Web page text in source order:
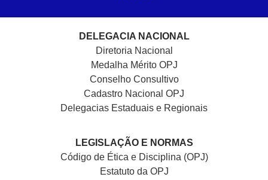
DELEGACIA NACIONAL
Diretoria Nacional
Medalha Mérito OPJ
Conselho Consultivo
Cadastro Nacional OPJ
Delegacias Estaduais e Regionais
LEGISLAÇÃO E NORMAS
Código de Ética e Disciplina (OPJ)
Estatuto da OPJ